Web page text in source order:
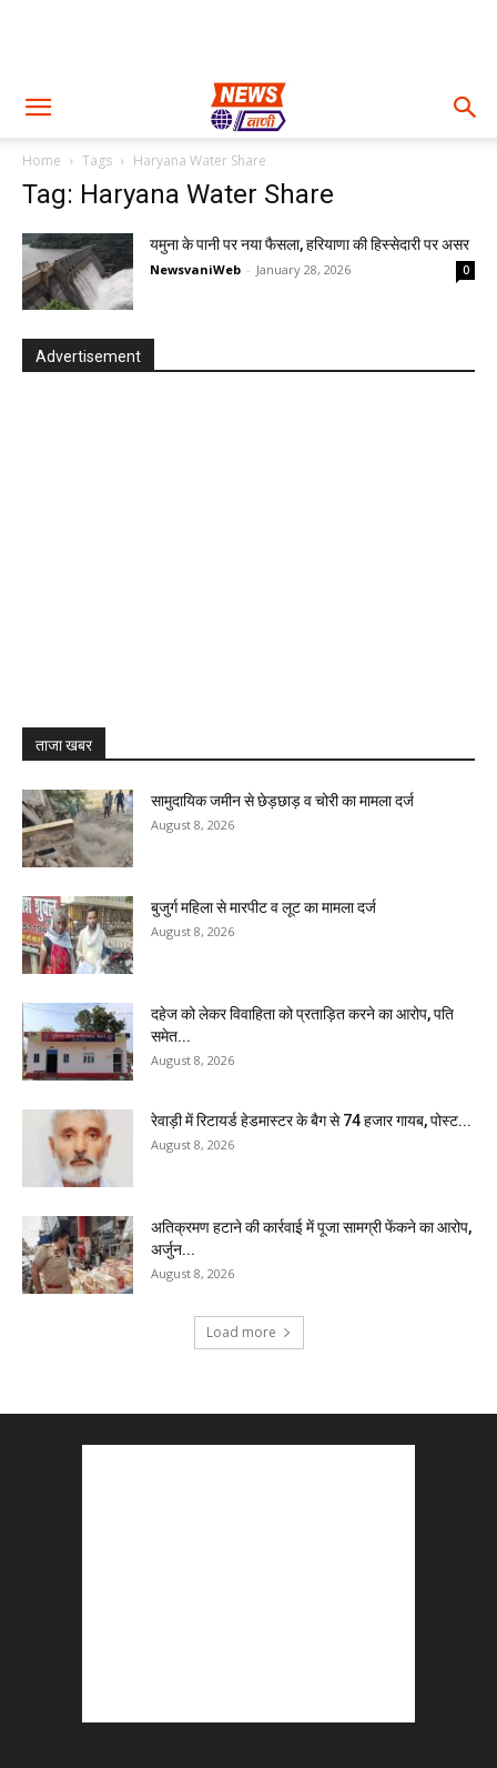
Home Tags Haryana Water Share
Tag: Haryana Water Share
यमुना के पानी पर नया फैसला, हरियाणा की हिस्सेदारी पर असर
NewsvaniWeb - January 28, 2026 0
Advertisement
ताजा खबर
सामुदायिक जमीन से छेड़छाड़ व चोरी का मामला दर्ज
August 8, 2026
बुजुर्ग महिला से मारपीट व लूट का मामला दर्ज
August 8, 2026
दहेज को लेकर विवाहिता को प्रताड़ित करने का आरोप, पति
समेत...
August 8, 2026
रेवाड़ी में रिटायर्ड हेडमास्टर के बैग से ₹74 हजार गायब, पोस्ट...
August 8, 2026
अतिक्रमण हटाने की कार्रवाई में पूजा सामग्री फेंकने का आरोप,
अर्जुन...
August 8, 2026
Load more